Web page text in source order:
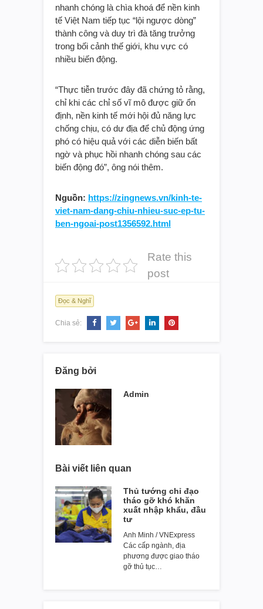
nhanh chóng là chìa khoá để nền kinh
tế Việt Nam tiếp tục “lội ngược dòng”
thành công và duy trì đà tăng trưởng
trong bối cảnh thế giới, khu vực có
nhiều biến động.
“Thực tiễn trước đây đã chứng tỏ rằng,
chỉ khi các chỉ số vĩ mô được giữ ổn
định, nền kinh tế mới hội đủ năng lực
chống chịu, có dư địa để chủ động ứng
phó có hiệu quả với các diễn biến bất
ngờ và phục hồi nhanh chóng sau các
biến động đó”, ông nói thêm.
Nguồn: https://zingnews.vn/kinh-te-
viet-nam-dang-chiu-nhieu-suc-ep-tu-
ben-ngoai-post1356592.html
Rate this
post
Đọc & Nghĩ
Chia sẻ:
Đăng bởi
Admin
Bài viết liên quan
Thủ tướng chỉ đạo
tháo gỡ khó khăn
xuất nhập khẩu, đầu
tư
Anh Minh / VNExpress
Các cấp ngành, địa
phương được giao tháo
gỡ thủ tục…